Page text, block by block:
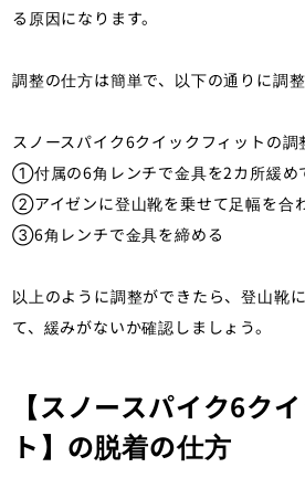
る原因になります。
調整の仕方は簡単で、以下の通りに調整
スノースパイク6クイックフィットの調
①付属の6角レンチで金具を2カ所緩め
②アイゼンに登山靴を乗せて足幅を合
③6角レンチで金具を締める
以上のように調整ができたら、登山靴
て、緩みがないか確認しましょう。
【スノースパイク6ク
ト】の脱着の仕方